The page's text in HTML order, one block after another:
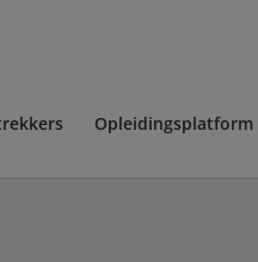
Opleidingsplatform